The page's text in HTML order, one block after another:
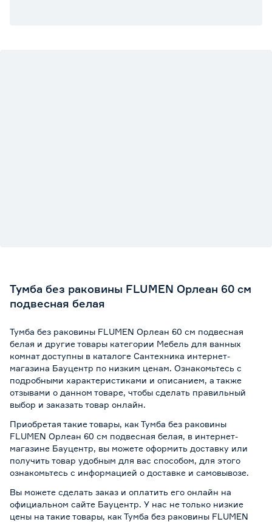
Тумба без раковины FLUMEN Орлеан 60 см
подвесная белая
Тумба без раковины FLUMEN Орлеан 60 см подвесная
белая и другие товары категории Мебель для ванных
комнат доступны в каталоге Сантехника интернет-
магазина Бауцентр по низким ценам. Ознакомьтесь с
подробными характеристиками и описанием, а также
отзывами о данном товаре, чтобы сделать правильный
выбор и заказать товар онлайн.
Приобретая такие товары, как Тумба без раковины
FLUMEN Орлеан 60 см подвесная белая, в интернет-
магазине Бауцентр, вы можете оформить доставку или
получить товар удобным для вас способом, для этого
ознакомьтесь с информацией о доставке и самовывозе.
Вы можете сделать заказ и оплатить его онлайн на
официальном сайте Бауцентр. У нас не только низкие
цены на такие товары, как Тумба без раковины FLUMEN